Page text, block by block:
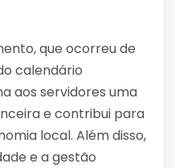
que ocorreu de
calendário
aos servidores uma
e contribui para
local. Além disso,
e a gestão